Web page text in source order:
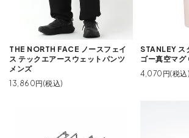
THE NORTH FACE ノースフェイ
ス テックエアースウェットパンツ
メンズ
13,860円(税込)
STANLEY ス
ゴー真空マ
4,070円(税込)